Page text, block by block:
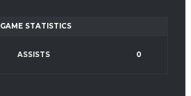
GAME STATISTICS
ASSISTS 0